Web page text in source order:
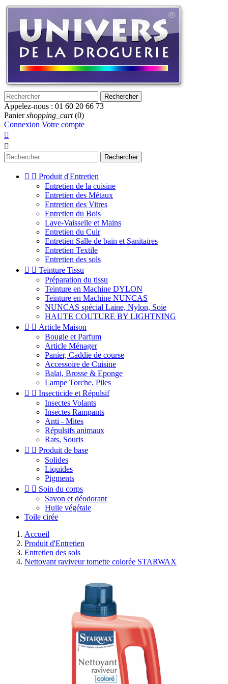
Rechercher
Appelez-nous : 01 60 20 66 73
Panier shopping_cart (0)
Connexion Votre compte


Rechercher
  Produit d'Entretien
Entretien de la cuisine
Entretien des Métaux
Entretien des Vitres
Entretien du Bois
Lave-Vaisselle et Mains
Entretien du Cuir
Entretien Salle de bain et Sanitaires
Entretien Textile
Entretien des sols
  Teinture Tissu
Préparation du tissu
Teinture en Machine DYLON
Teinture en Machine NUNCAS
NUNCAS spécial Laine, Nylon, Soie
HAUTE COUTURE BY LIGHTNING
  Article Maison
Bougie et Parfum
Article Ménager
Panier, Caddie de course
Accessoire de Cuisine
Balai, Brosse & Eponge
Lampe Torche, Piles
  Insecticide et Répulsif
Insectes Volants
Insectes Rampants
Anti - Mites
Répulsifs animaux
Rats, Souris
  Produit de base
Solides
Liquides
Pigments
  Soin du corps
Savon et déodorant
Huile végétale
Toile cirée
Accueil
Produit d'Entretien
Entretien des sols
Nettoyant raviveur tomette colorée STARWAX